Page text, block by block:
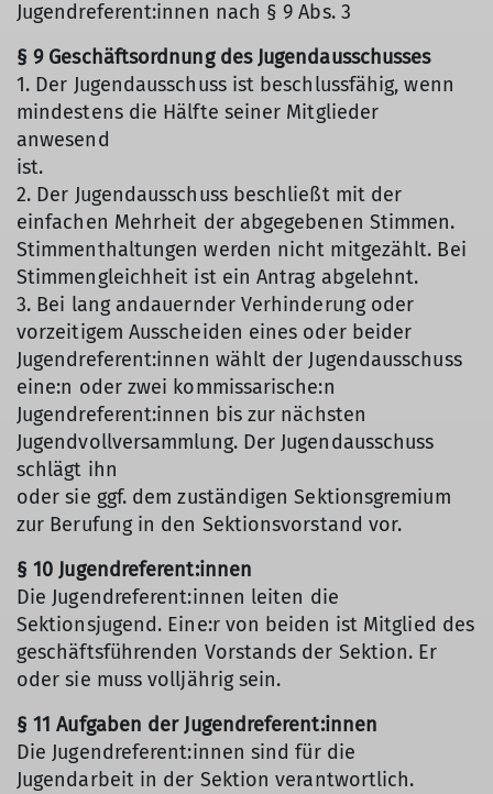
Jugendreferent:innen nach § 9 Abs. 3
§ 9 Geschäftsordnung des Jugendausschusses
1. Der Jugendausschuss ist beschlussfähig, wenn
mindestens die Hälfte seiner Mitglieder
anwesend
ist.
2. Der Jugendausschuss beschließt mit der
einfachen Mehrheit der abgegebenen Stimmen.
Stimmenthaltungen werden nicht mitgezählt. Bei
Stimmengleichheit ist ein Antrag abgelehnt.
3. Bei lang andauernder Verhinderung oder
vorzeitigem Ausscheiden eines oder beider
Jugendreferent:innen wählt der Jugendausschuss
eine:n oder zwei kommissarische:n
Jugendreferent:innen bis zur nächsten
Jugendvollversammlung. Der Jugendausschuss
schlägt ihn
oder sie ggf. dem zuständigen Sektionsgremium
zur Berufung in den Sektionsvorstand vor.
§ 10 Jugendreferent:innen
Die Jugendreferent:innen leiten die
Sektionsjugend. Eine:r von beiden ist Mitglied des
geschäftsführenden Vorstands der Sektion. Er
oder sie muss volljährig sein.
§ 11 Aufgaben der Jugendreferent:innen
Die Jugendreferent:innen sind für die
Jugendarbeit in der Sektion verantwortlich.